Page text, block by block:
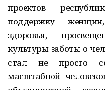
проектов
поддержку
здоровья,
культуры заботы о
стал не просто
масштабной